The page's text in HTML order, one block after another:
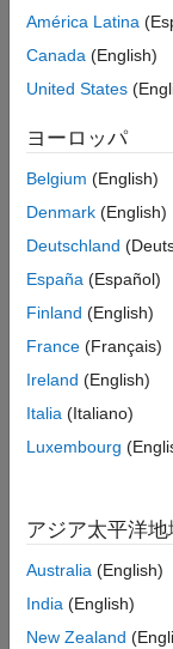
Atomic サブチ
リンクされてい
Atomic サブチャ
列優先、行優先
関連情報
Trace
Coder)
Enhance
Coder)
注目の例
Atomic サブ
Atomic サブチ
の制御
Stateflow のバリ
再利用可能なコ
Stateflow チャ
América Latina
Canada (English)
United States
ヨーロッパ
Belgium (English)
Denmark (English)
Deutschland
España (Español)
Finland (English)
France (Français)
Ireland (English)
Italia (Italiano)
Luxembourg
アジア太平洋地
Australia (English)
India (English)
New Zealand